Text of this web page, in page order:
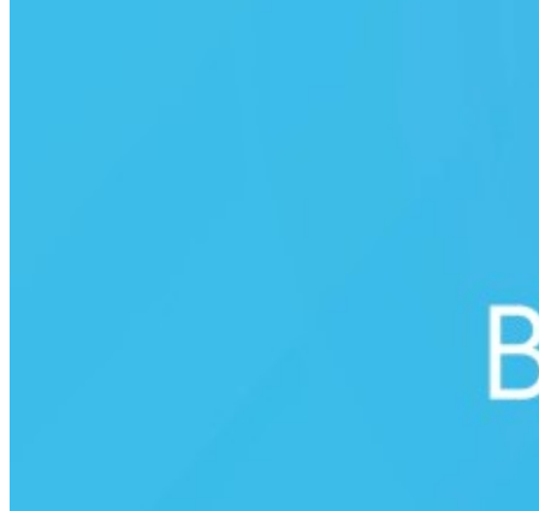
Durumumu kimler görebilir? Kimlerin durumunu